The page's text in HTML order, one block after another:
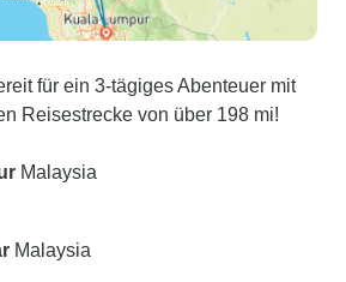
für ein 3-tägiges Abenteuer mit
Reisestrecke von über 198 mi!
Malaysia
Malaysia